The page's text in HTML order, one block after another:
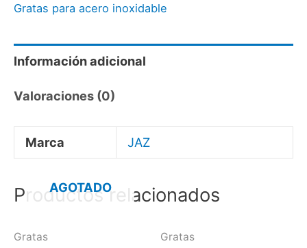
Gratas para acero inoxidable
Información adicional
Valoraciones (0)
Marca JAZ
Productos relacionados
AGOTADO
Gratas
Gratas